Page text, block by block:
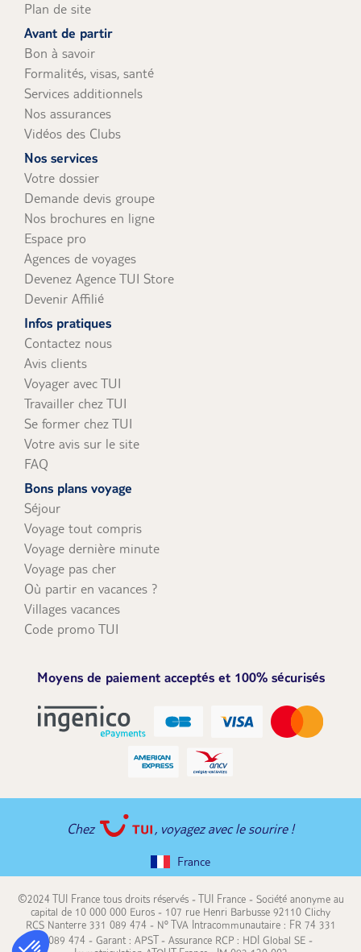
Plan de site
Avant de partir
Bon à savoir
Formalités, visas, santé
Services additionnels
Nos assurances
Vidéos des Clubs
Nos services
Votre dossier
Demande devis groupe
Nos brochures en ligne
Espace pro
Agences de voyages
Devenez Agence TUI Store
Devenir Affilié
Infos pratiques
Contactez nous
Avis clients
Voyager avec TUI
Travailler chez TUI
Se former chez TUI
Votre avis sur le site
FAQ
Bons plans voyage
Séjour
Voyage tout compris
Voyage dernière minute
Voyage pas cher
Où partir en vacances ?
Villages vacances
Code promo TUI
Moyens de paiement acceptés et 100% sécurisés
Chez , voyagez avec le sourire !
France
©2024 TUI France tous droits réservés - TUI France - Société anonyme au
capital de 10 000 000 Euros - 107 rue Henri Barbusse 92110 Clichy
RCS Nanterre 331 089 474 - N° TVA Intracommunautaire : FR 74 331
089 474 - Garant : APST - Assurance RCP : HDI Global SE -